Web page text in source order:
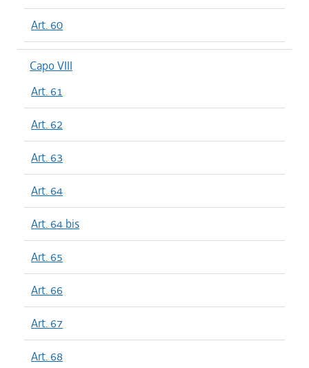
Art. 60
Capo VIII
Art. 61
Art. 62
Art. 63
Art. 64
Art. 64 bis
Art. 65
Art. 66
Art. 67
Art. 68